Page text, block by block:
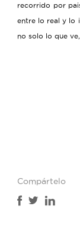
recorrido por
entre lo real y lo
no solo lo que
Compártelo